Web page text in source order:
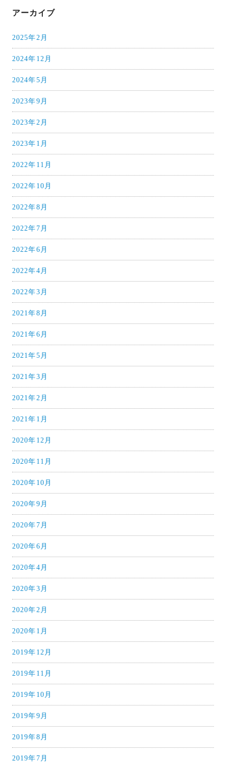
アーカイブ
2025年2月
2024年12月
2024年5月
2023年9月
2023年2月
2023年1月
2022年11月
2022年10月
2022年8月
2022年7月
2022年6月
2022年4月
2022年3月
2021年8月
2021年6月
2021年5月
2021年3月
2021年2月
2021年1月
2020年12月
2020年11月
2020年10月
2020年9月
2020年7月
2020年6月
2020年4月
2020年3月
2020年2月
2020年1月
2019年12月
2019年11月
2019年10月
2019年9月
2019年8月
2019年7月